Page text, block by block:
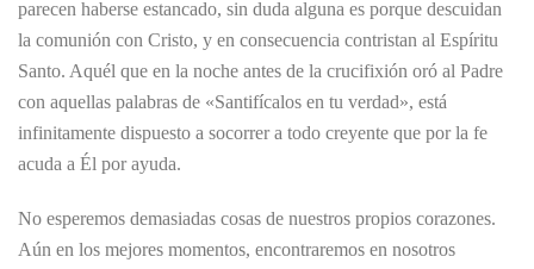
parecen haberse estancado, sin duda alguna es porque descuidan
la comunión con Cristo, y en consecuencia contristan al Espíritu
Santo. Aquél que en la noche antes de la crucifixión oró al Padre
con aquellas palabras de «Santifícalos en tu verdad», está
infinitamente dispuesto a socorrer a todo creyente que por la fe
acuda a Él por ayuda.
No esperemos demasiadas cosas de nuestros propios corazones.
Aún en los mejores momentos, encontraremos en nosotros